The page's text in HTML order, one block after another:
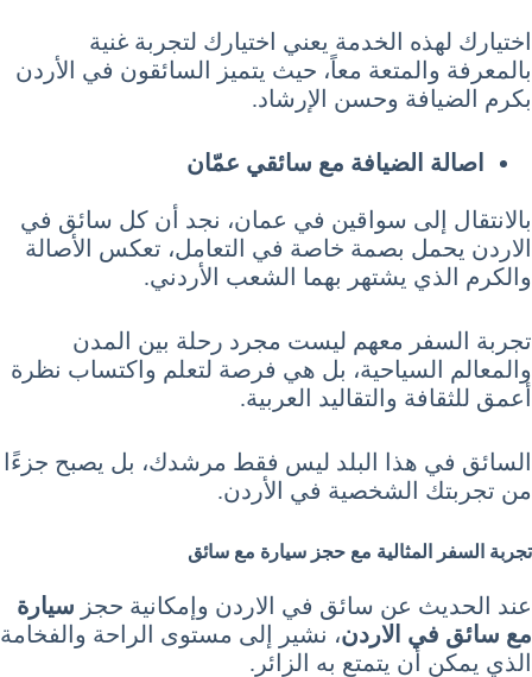
اختيارك لهذه الخدمة يعني اختيارك لتجربة غنية
بالمعرفة والمتعة معاً، حيث يتميز السائقون في الأردن
بكرم الضيافة وحسن الإرشاد.
اصالة الضيافة مع سائقي عمّان
بالانتقال إلى سواقين في عمان، نجد أن كل سائق في
الاردن يحمل بصمة خاصة في التعامل، تعكس الأصالة
والكرم الذي يشتهر بهما الشعب الأردني.
تجربة السفر معهم ليست مجرد رحلة بين المدن
والمعالم السياحية، بل هي فرصة لتعلم واكتساب نظرة
أعمق للثقافة والتقاليد العربية.
السائق في هذا البلد ليس فقط مرشدك، بل يصبح جزءًا
من تجربتك الشخصية في الأردن.
تجربة السفر المثالية مع حجز سيارة مع سائق
عند الحديث عن سائق في الاردن وإمكانية حجز سيارة
مع سائق في الاردن، نشير إلى مستوى الراحة والفخامة
الذي يمكن أن يتمتع به الزائر.